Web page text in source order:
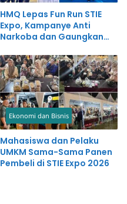
HMQ Lepas Fun Run STIE
Expo, Kampanye Anti
Narkoba dan Gaungkan
Ekonomi dan Bisnis
Mahasiswa dan Pelaku
UMKM Sama-Sama Panen
Pembeli di STIE Expo 2026